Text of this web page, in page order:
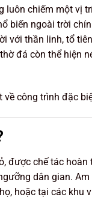
luôn chiếm một vị
biến ngoài trời
với thần linh, tổ
đá còn thể hiện
về công trình đặc
được chế tác
dân gian.
hoặc tại các khu